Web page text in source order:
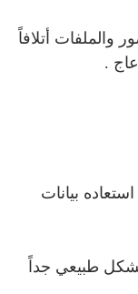
أتلافاً
.
بيانات
طبيعي جداً